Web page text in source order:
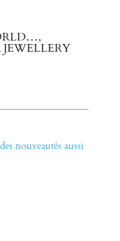
JEWELLERY